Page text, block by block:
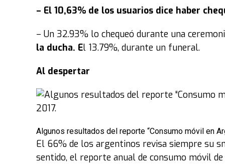
– El 10,63% de los usuarios dice haber
– Un 32.93% lo chequeó durante una
la ducha. El 13.79%, durante un funeral.
Al despertar
Algunos resultados del reporte “Consumo móvil en
El 66% de los argentinos revisa siempre su
sentido, el reporte anual de consumo móvil